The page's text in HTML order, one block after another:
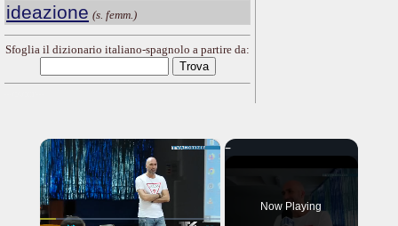
ideazione (s. femm.)
Sfoglia il dizionario italiano-spagnolo a partire da:
×
Now Playing